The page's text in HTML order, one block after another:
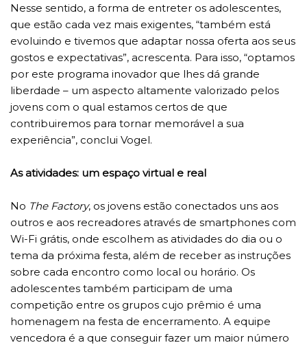
Nesse sentido, a forma de entreter os adolescentes,
que estão cada vez mais exigentes, “também está
evoluindo e tivemos que adaptar nossa oferta aos seus
gostos e expectativas”, acrescenta. Para isso, “optamos
por este programa inovador que lhes dá grande
liberdade – um aspecto altamente valorizado pelos
jovens com o qual estamos certos de que
contribuiremos para tornar memorável a sua
experiência”, conclui Vogel.
As atividades: um espaço virtual e real
No The Factory, os jovens estão conectados uns aos
outros e aos recreadores através de smartphones com
Wi-Fi grátis, onde escolhem as atividades do dia ou o
tema da próxima festa, além de receber as instruções
sobre cada encontro como local ou horário. Os
adolescentes também participam de uma
competição entre os grupos cujo prêmio é uma
homenagem na festa de encerramento. A equipe
vencedora é a que conseguir fazer um maior número